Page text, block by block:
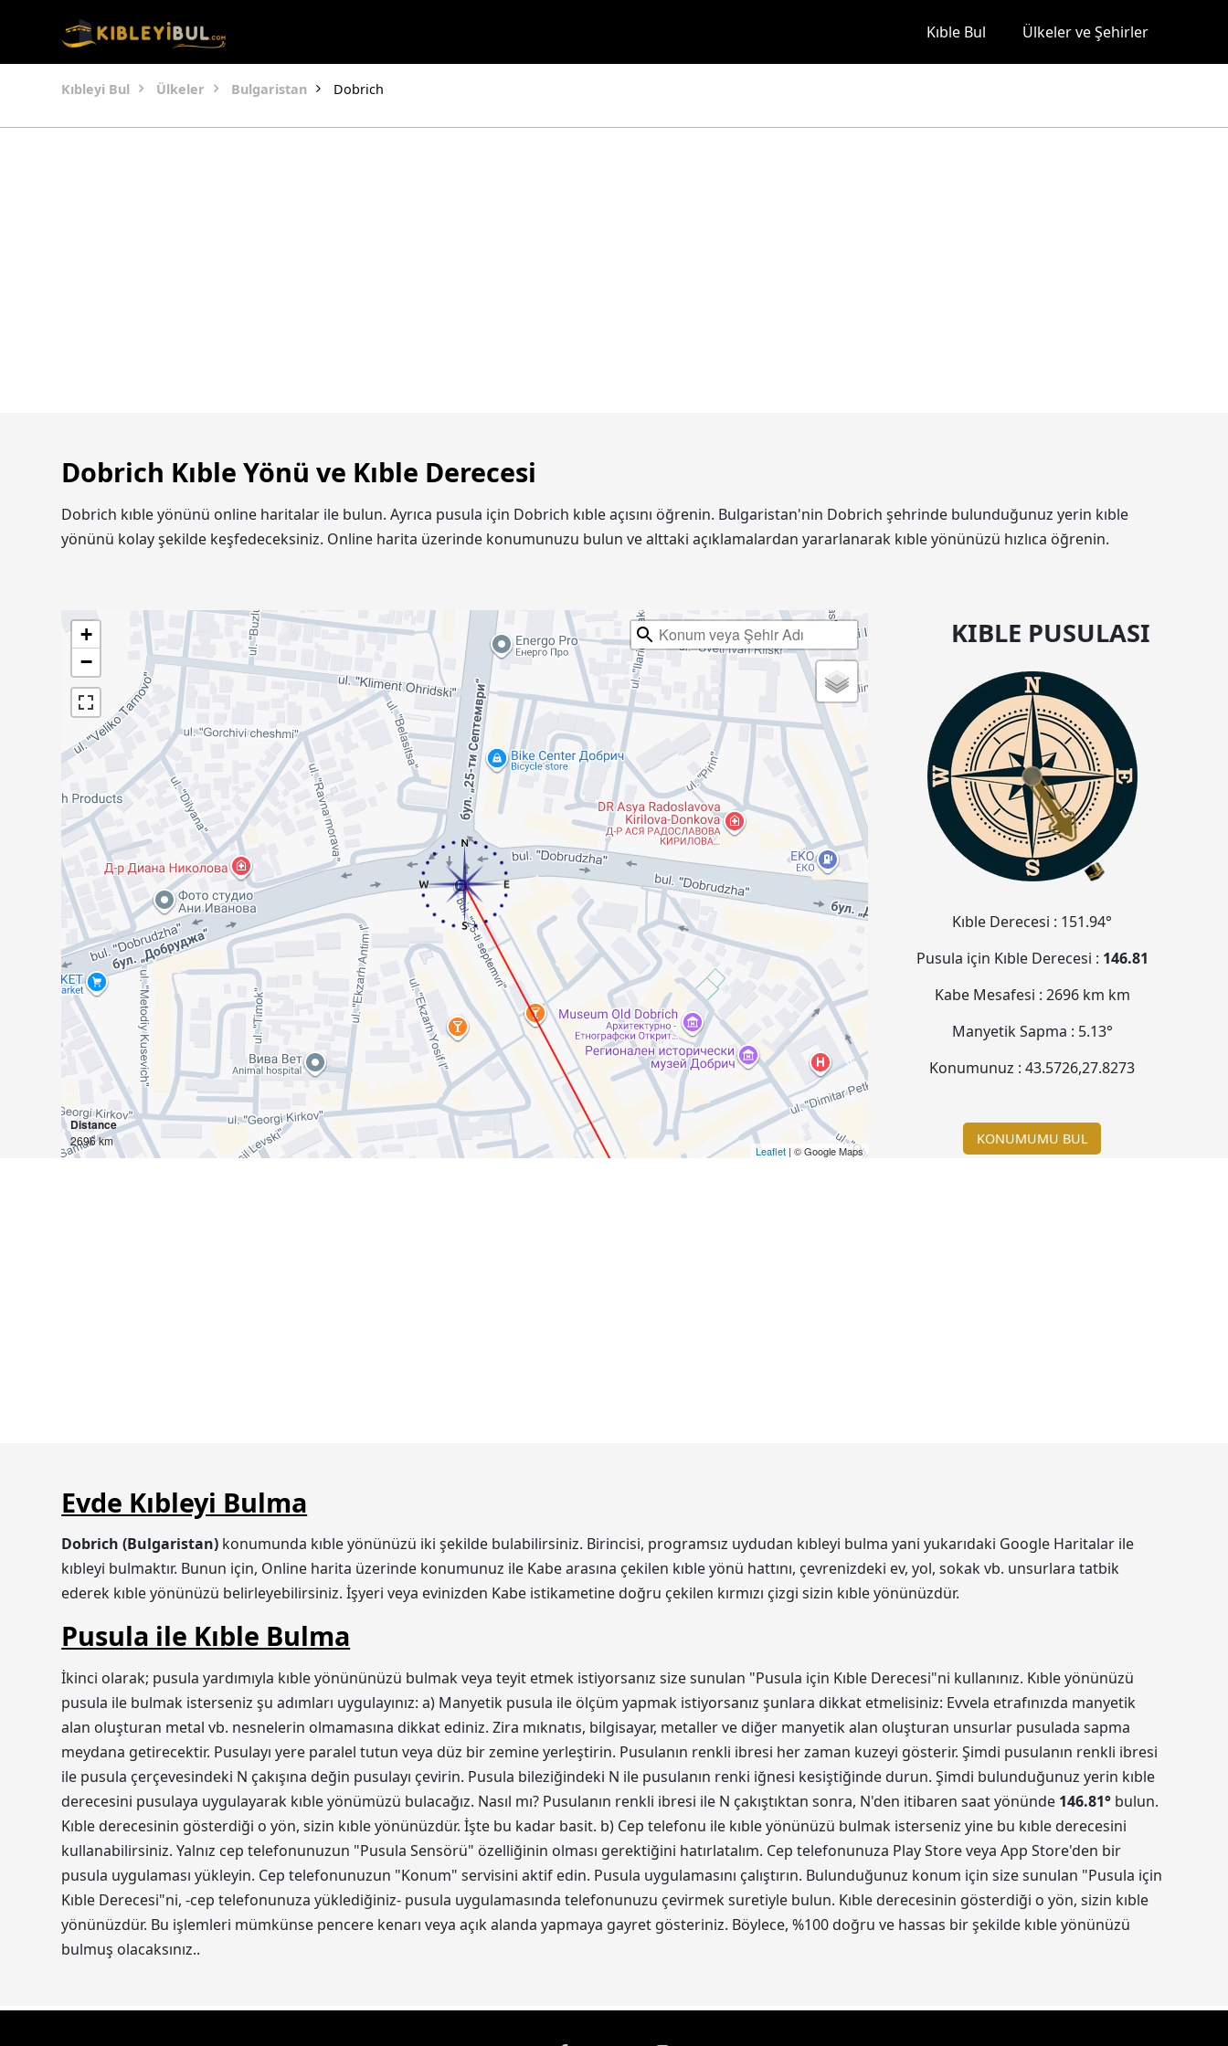
Kıble Bul Ülkeler ve Şehirler
Kıbleyi Bul Ülkeler Bulgaristan Dobrich
Dobrich Kıble Yönü ve Kıble Derecesi
Dobrich kıble yönünü online haritalar ile bulun. Ayrıca pusula için Dobrich kıble açısını öğrenin. Bulgaristan'nin Dobrich şehrinde bulunduğunuz yerin kıble
yönünü kolay şekilde keşfedeceksiniz. Online harita üzerinde konumunuzu bulun ve alttaki açıklamalardan yararlanarak kıble yönünüzü hızlıca öğrenin.
+
−
Distance
2696 km
Leaflet | © Google Maps
KIBLE PUSULASI
Kıble Derecesi : 151.94°
Pusula için Kıble Derecesi : 146.81
Kabe Mesafesi : 2696 km km
Manyetik Sapma : 5.13°
Konumunuz :43.5726,27.8273
KONUMUMU BUL
Evde Kıbleyi Bulma
Dobrich (Bulgaristan) konumunda kıble yönünüzü iki şekilde bulabilirsiniz. Birincisi, programsız uydudan kıbleyi bulma yani yukarıdaki Google Haritalar ile
kıbleyi bulmaktır. Bunun için, Online harita üzerinde konumunuz ile Kabe arasına çekilen kıble yönü hattını, çevrenizdeki ev, yol, sokak vb. unsurlara tatbik
ederek kıble yönünüzü belirleyebilirsiniz. İşyeri veya evinizden Kabe istikametine doğru çekilen kırmızı çizgi sizin kıble yönünüzdür.
Pusula ile Kıble Bulma
İkinci olarak; pusula yardımıyla kıble yönününüzü bulmak veya teyit etmek istiyorsanız size sunulan "Pusula için Kıble Derecesi"ni kullanınız. Kıble yönünüzü
pusula ile bulmak isterseniz şu adımları uygulayınız: a) Manyetik pusula ile ölçüm yapmak istiyorsanız şunlara dikkat etmelisiniz: Evvela etrafınızda manyetik
alan oluşturan metal vb. nesnelerin olmamasına dikkat ediniz. Zira mıknatıs, bilgisayar, metaller ve diğer manyetik alan oluşturan unsurlar pusulada sapma
meydana getirecektir. Pusulayı yere paralel tutun veya düz bir zemine yerleştirin. Pusulanın renkli ibresi her zaman kuzeyi gösterir. Şimdi pusulanın renkli ibresi
ile pusula çerçevesindeki N çakışına değin pusulayı çevirin. Pusula bileziğindeki N ile pusulanın renki iğnesi kesiştiğinde durun. Şimdi bulunduğunuz yerin kıble
derecesini pusulaya uygulayarak kıble yönümüzü bulacağız. Nasıl mı? Pusulanın renkli ibresi ile N çakıştıktan sonra, N'den itibaren saat yönünde 146.81° bulun.
Kıble derecesinin gösterdiği o yön, sizin kıble yönünüzdür. İşte bu kadar basit. b) Cep telefonu ile kıble yönünüzü bulmak isterseniz yine bu kıble derecesini
kullanabilirsiniz. Yalnız cep telefonunuzun "Pusula Sensörü" özelliğinin olması gerektiğini hatırlatalım. Cep telefonunuza Play Store veya App Store'den bir
pusula uygulaması yükleyin. Cep telefonunuzun "Konum" servisini aktif edin. Pusula uygulamasını çalıştırın. Bulunduğunuz konum için size sunulan "Pusula için
Kıble Derecesi"ni, -cep telefonunuza yüklediğiniz- pusula uygulamasında telefonunuzu çevirmek suretiyle bulun. Kıble derecesinin gösterdiği o yön, sizin kıble
yönünüzdür. Bu işlemleri mümkünse pencere kenarı veya açık alanda yapmaya gayret gösteriniz. Böylece, %100 doğru ve hassas bir şekilde kıble yönünüzü
bulmuş olacaksınız..